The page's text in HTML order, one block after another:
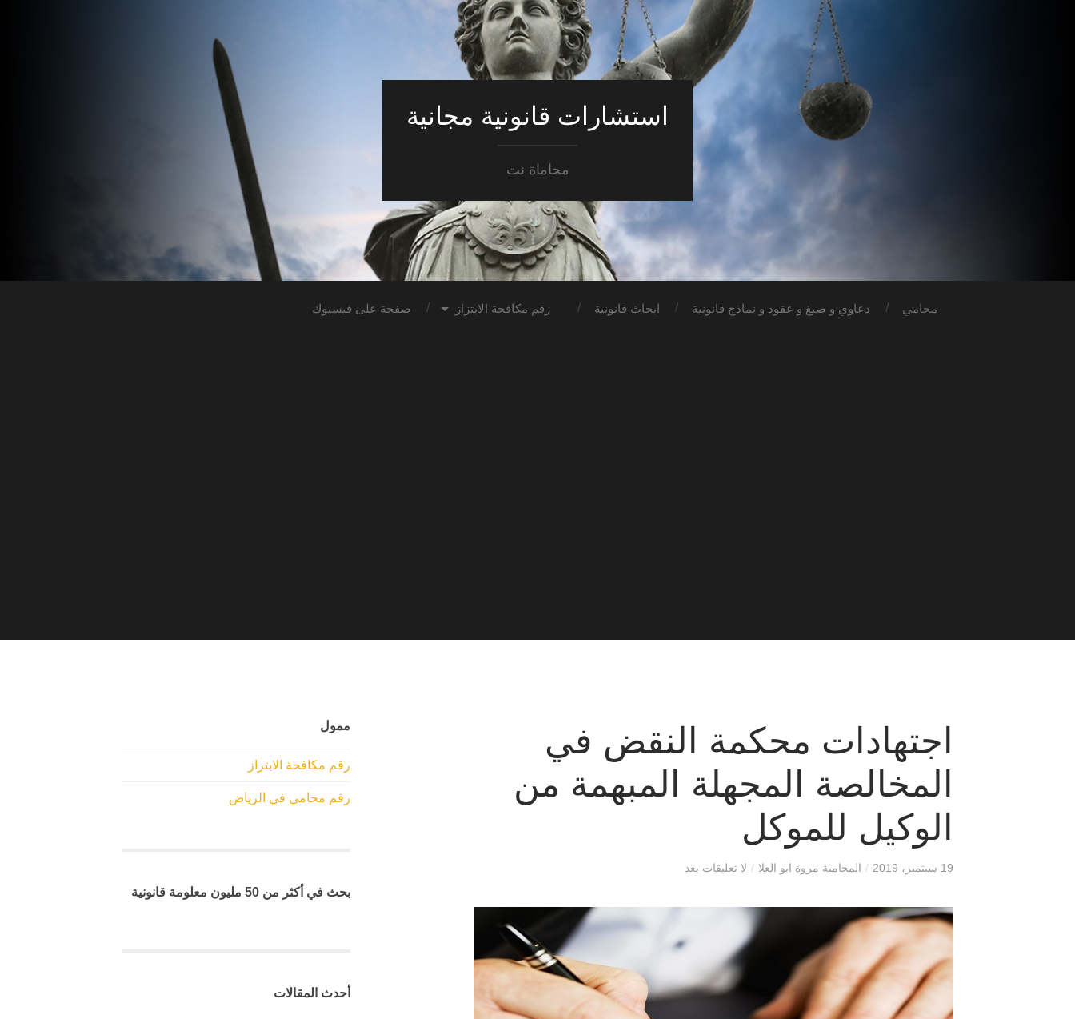
استشارات قانونية مجانية
محاماة نت
محامي دعاوي و صيغ و عقود و نماذج قانونية ابحاث قانونية رقم مكافحة الابتزاز صفحة على فيسبوك
اجتهادات محكمة النقض في
المخالصة المجهلة المبهمة من
الوكيل للموكل
19 سبتمبر، 2019 / المحامية مروة ابو العلا / لا تعليقات بعد
ممول
رقم مكافحة الابتزاز
رقم محامي في الرياض
بحث في أكثر من 50 مليون معلومة قانونية
أحدث المقالات